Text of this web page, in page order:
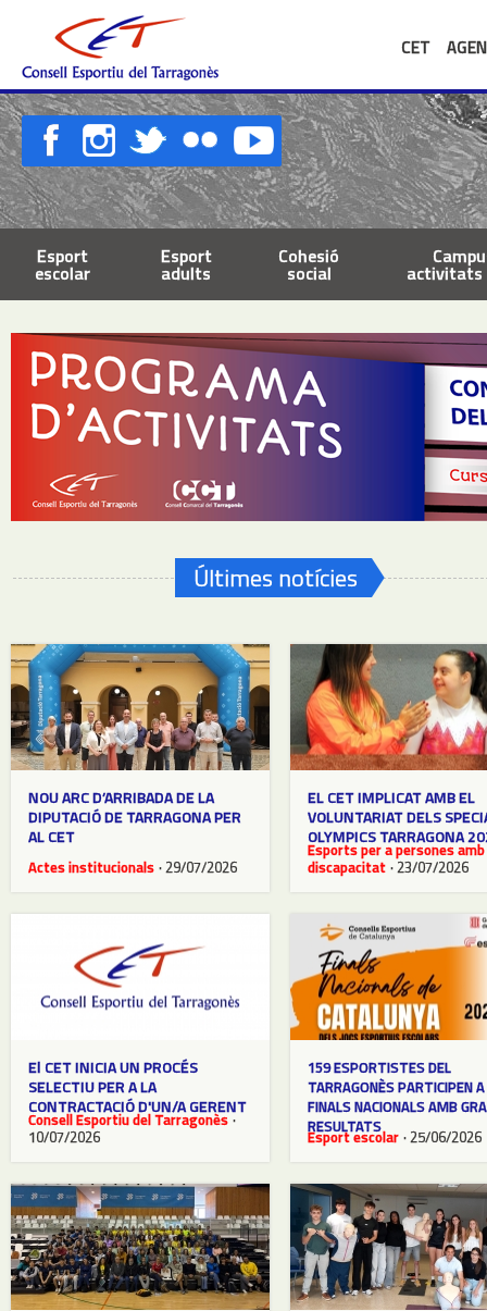
CET
Esport
escolar
Esport
adults
Cohesió
social activitats
Últimes notícies
NOU ARC D’ARRIBADA DE LA
DIPUTACIÓ DE TARRAGONA PER
AL CET
Actes institucionals · 29/07/2026
EL CET IMPLICAT AMB EL
VOLUNTARIAT DELS
OLYMPICS TARRAGONA
Esports per a persones amb
discapacitat · 23/07/2026
El CET INICIA UN PROCÉS
SELECTIU PER A LA
CONTRACTACIÓ D'UN/A GERENT
Consell Esportiu del Tarragonès ·
10/07/2026
159 ESPORTISTES DEL
TARRAGONÈS PARTICIPEN
FINALS NACIONALS AMB
RESULTATS
Esport escolar · 25/06/2026